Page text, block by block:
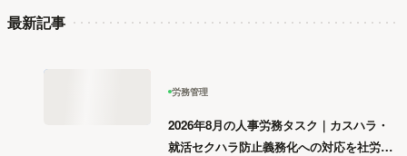
最新記事
労務管理
2026年8月の人事労務タスク｜カスハラ・
就活セクハラ防止義務化への対応を社労士